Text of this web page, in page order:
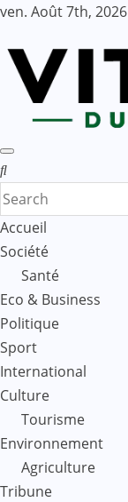
Skip
content
ven. Août 7th, 2026
Accueil
Société
Santé
Eco & Business
Politique
Sport
International
Culture
Tourisme
Environnement
Agriculture
Tribune